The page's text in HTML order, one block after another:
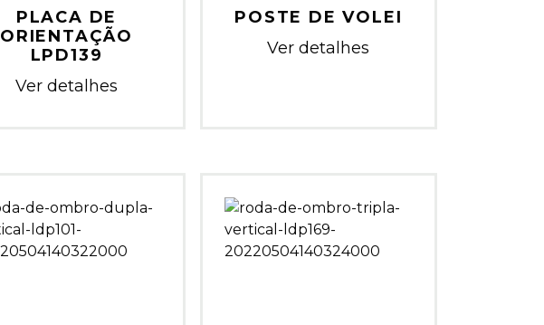
PLACA DE
ORIENTAÇÃO
LPD139
Ver detalhes
POSTE DE VOLEI
Ver detalhes